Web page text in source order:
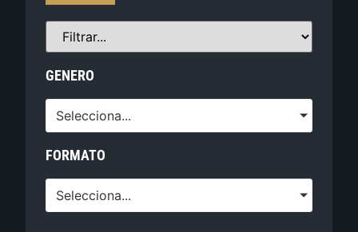
GENERO
Selecciona...
FORMATO
Selecciona...